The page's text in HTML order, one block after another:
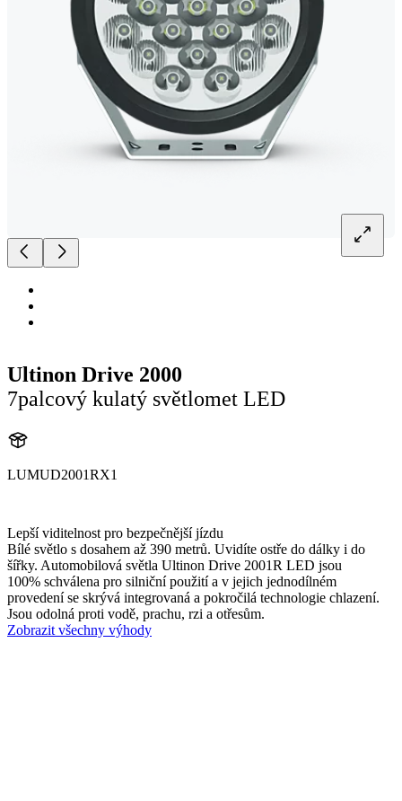
Ultinon Drive 2000
7palcový kulatý světlomet LED
LUMUD2001RX1
Lepší viditelnost pro bezpečnější jízdu
Bílé světlo s dosahem až 390 metrů. Uvidíte ostře do dálky i do
šířky. Automobilová světla Ultinon Drive 2001R LED jsou
100% schválena pro silniční použití a v jejich jednodílném
provedení se skrývá integrovaná a pokročilá technologie chlazení.
Jsou odolná proti vodě, prachu, rzi a otřesům.
Zobrazit všechny výhody